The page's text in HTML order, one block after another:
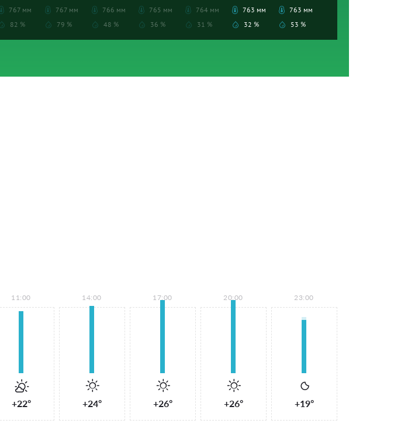
767 мм
82 %
767 мм
79 %
766 мм
48 %
765 мм
36 %
764 мм
31 %
763 мм
32 %
763 мм
53 %
11:00
+22°
14:00
+24°
17:00
+26°
20:00
+26°
23:00
+19°